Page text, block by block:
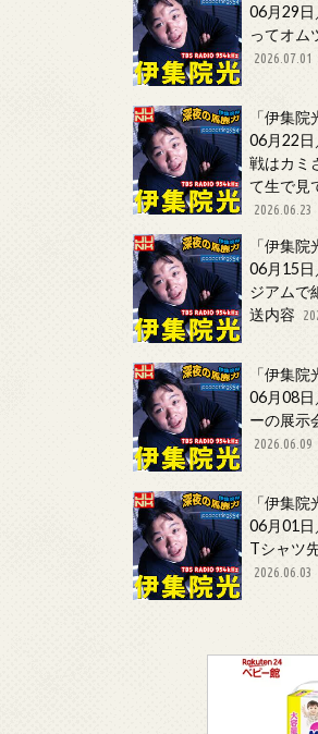
06月29
ってオム
2026.07.01
「伊集
06月22
戦はカミ
て生で見
2026.06.23
「伊集
06月15
ジアムで
送内容
「伊集
06月08
ーの展示
2026.06.09
「伊集
06月01
Tシャツ
2026.06.03